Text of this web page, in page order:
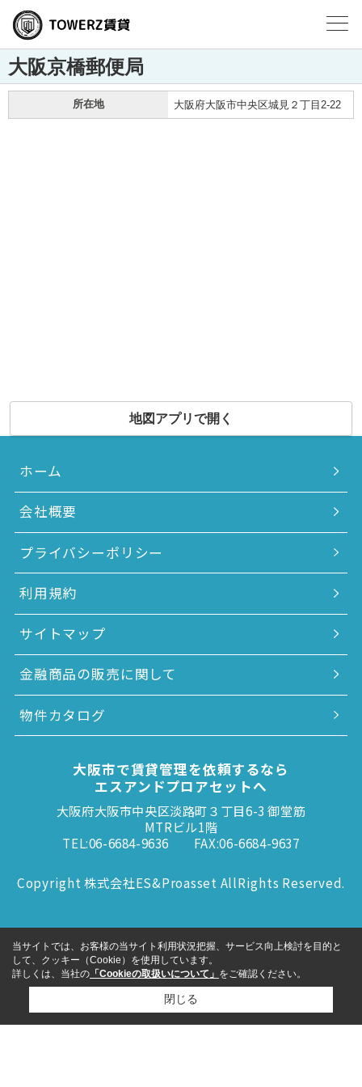
大阪京橋郵便局
所在地 大阪府大阪市中央区城見２丁目2-22
地図アプリで開く
ホーム
会社概要
プライバシーポリシー
利用規約
サイトマップ
金融商品の販売に関して
物件カタログ
大阪市で賃貸管理を依頼するなら
エスアンドプロアセットへ
大阪府大阪市中央区淡路町３丁目6-3 御堂筋
MTRビル1階
TEL:06-6684-9636
FAX:06-6684-9637
Copyright 株式会社ES&Proasset AllRights Reserved.
当サイトでは、お客様の当サイト利用状況把握、サービス向上検討を目的と
して、クッキー（Cookie）を使用しています。
詳しくは、当社の 「Cookieの取扱いについて」 をご確認ください。
閉じる